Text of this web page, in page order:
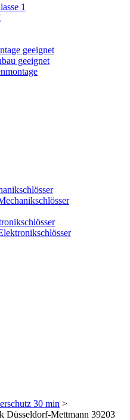
1
geeignet
geeignet
30 min >
Düsseldorf-Mettmann 39203